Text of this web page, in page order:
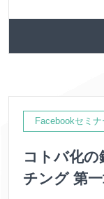
Facebookセミナ
コトバ化
チング 第